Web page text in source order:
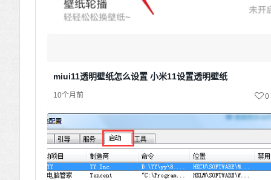
miui11透明壁纸怎么设置 小米11设置透明壁纸
10个月前 0